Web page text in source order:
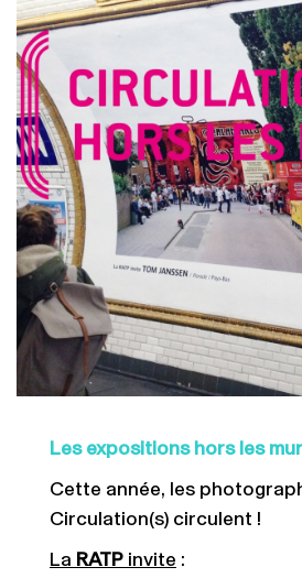
Les expositions hors les
Cette année, les
Circulation(s) circulent !
La RATP invite :